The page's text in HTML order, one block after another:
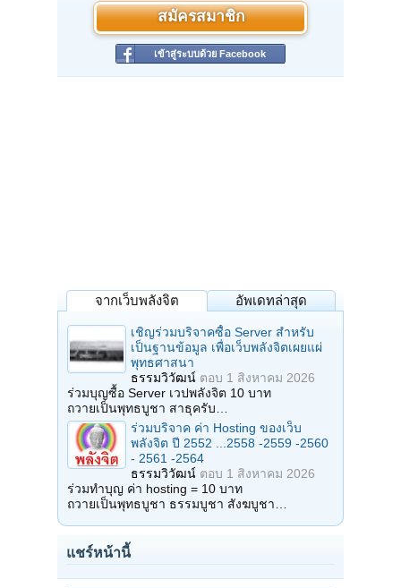
สมัครสมาชิก
เข้าสู่ระบบด้วย Facebook
จากเว็บพลังจิต อัพเดทล่าสุด
เชิญร่วมบริจาคซื้อ Server สำหรับ
เป็นฐานข้อมูล เพื่อเว็บพลังจิตเผยแผ่
พุทธศาสนา
ธรรมวิวัฒน์ ตอบ 1 สิงหาคม 2026
ร่วมบุญซื้อ Server เวปพลังจิต 10 บาท
ถวายเป็นพุทธบูชา สาธุครับ…
ร่วมบริจาค ค่า Hosting ของเว็บ
พลังจิต ปี 2552 ...2558 -2559 -2560
- 2561 -2564
ธรรมวิวัฒน์ ตอบ 1 สิงหาคม 2026
ร่วมทำบุญ ค่า hosting = 10 บาท
ถวายเป็นพุทธบูชา ธรรมบูชา สังฆบูชา…
แชร์หน้านี้